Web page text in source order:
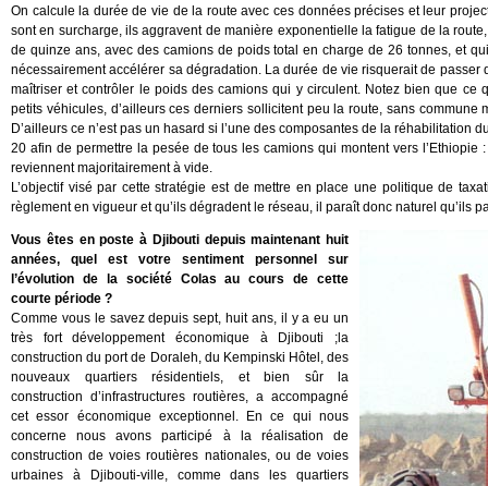
On calcule la durée de vie de la route avec ces données précises et leur
sont en surcharge, ils aggravent de manière exponentielle la fatigue de la
de quinze ans, avec des camions de poids total en charge de 26 tonnes, et
nécessairement accélérer sa dégradation. La durée de vie risquerait de passer
maîtriser et contrôler le poids des camions qui y circulent. Notez bien que ce
petits véhicules, d’ailleurs ces derniers sollicitent peu la route, sans
D’ailleurs ce n’est pas un hasard si l’une des composantes de la
20 afin de permettre la pesée de tous les camions qui montent vers
reviennent majoritairement à vide.
L’objectif visé par cette stratégie est de mettre en place une politique de
règlement en vigueur et qu’ils dégradent le réseau, il paraît donc naturel qu’ils
Vous êtes en poste à Djibouti depuis maintenant huit
années, quel est votre sentiment personnel sur
l’évolution de la société Colas au cours de cette
courte période ?
Comme vous le savez depuis sept, huit ans, il y a eu un
très fort développement économique à Djibouti ;la
construction du port de Doraleh, du Kempinski Hôtel, des
nouveaux quartiers résidentiels, et bien sûr la
construction d’infrastructures routières, a accompagné
cet essor économique exceptionnel. En ce qui nous
concerne nous avons participé à la réalisation de
construction de voies routières nationales, ou de voies
urbaines à Djibouti-ville, comme dans les quartiers